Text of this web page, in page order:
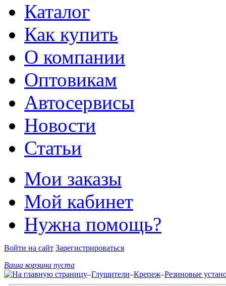
Каталог
Как купить
О компании
Оптовикам
Автосервисы
Новости
Статьи
Мои заказы
Мой кабинет
Нужна помощь?
Войти на сайт Зарегистрироваться
Ваша корзина пуста
–Глушители–Крепеж–Резиновые